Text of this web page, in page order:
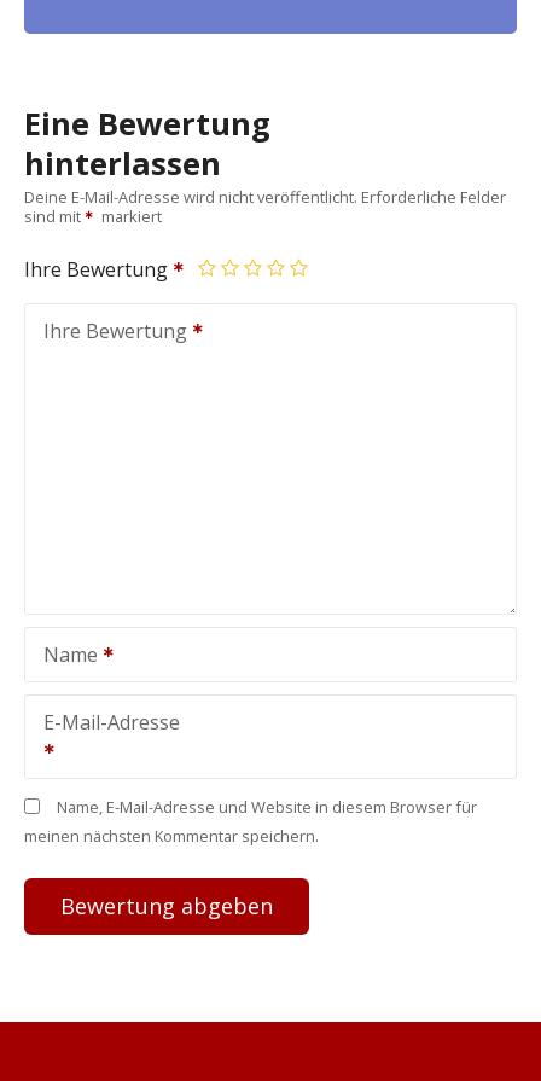
Eine Bewertung
hinterlassen
Deine E-Mail-Adresse wird nicht veröffentlicht. Erforderliche Felder
sind mit
markiert
Ihre Bewertung
Ihre Bewertung
Name
E-Mail-Adresse
Name, E-Mail-Adresse und Website in diesem Browser für
meinen nächsten Kommentar speichern.